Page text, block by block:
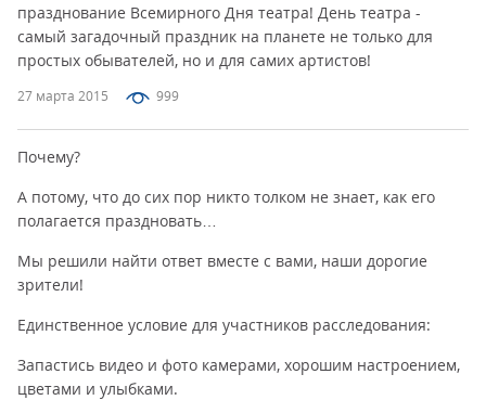
27 марта 2015 999
празднование Всемирного Дня театра! День театра -
самый загадочный праздник на планете не только для
простых обывателей, но и для самих артистов!
Почему?
А потому, что до сих пор никто толком не знает, как его
полагается праздновать…
Мы решили найти ответ вместе с вами, наши дорогие
зрители!
Единственное условие для участников расследования:
Запастись видео и фото камерами, хорошим настроением,
цветами и улыбками.